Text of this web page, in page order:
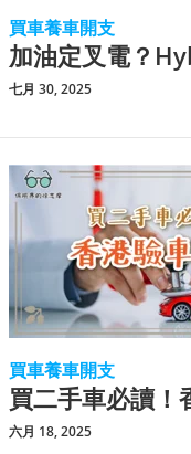
買車養車開支
加油定叉電？
七月 30, 2025
買車養車開支
買二手車必讀！
六月 18, 2025